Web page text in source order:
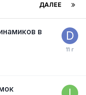
ДАЛЕЕ
в